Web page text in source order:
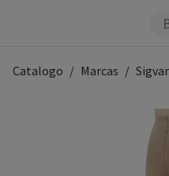
Catalogo Marcas